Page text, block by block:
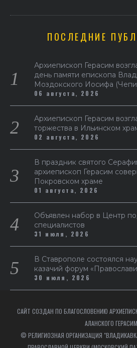
ПОСЛЕДНИЕ
Архиепископ Герасим
день памяти епископа
Моздокского Иосифа
06 августа, 2026
Архиепископ Герасим
торжества в Ильинском
02 августа, 2026
В праздник святого
архиепископ Герасим
Покровском храме
01 августа, 2026
Объявлен набор в Центр
специалистов
31 июля, 2026
В Ставрополе состоялся
казачий форум
30 июля, 2026
САЙТ СОЗДАН ПО БЛАГОСЛОВЕНИЮ
АЛАНСКОГО
© РЕЛИГИОЗНАЯ ОРГАНИЗАЦИЯ